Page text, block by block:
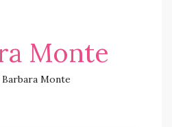
Monte
Monte